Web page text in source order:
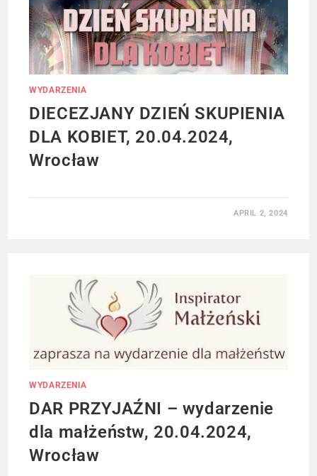
WYDARZENIA
DIECEZJANY DZIEŃ SKUPIENIA
DLA KOBIET, 20.04.2024,
Wrocław
APRIL 2, 2024
WYDARZENIA
DAR PRZYJAŹNI – wydarzenie
dla małżeństw, 20.04.2024,
Wrocław